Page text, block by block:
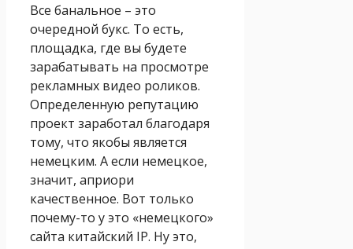
Все банальное – это
очередной букс. То есть,
площадка, где вы будете
зарабатывать на просмотре
рекламных видео роликов.
Определенную репутацию
проект заработал благодаря
тому, что якобы является
немецким. А если немецкое,
значит, априори
качественное. Вот только
почему-то у это «немецкого»
сайта китайский IP. Ну это,